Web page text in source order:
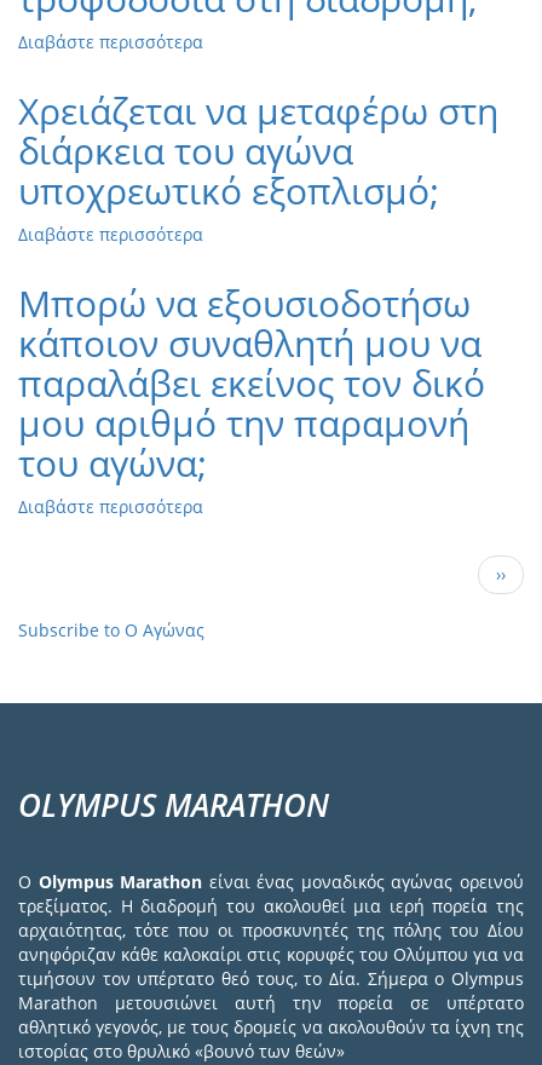
η
Διαβάστε περισσότερα
επαρκής
η
τροφοδοσία
στη
Χρειάζεται να μεταφέρω στη
διάρκεια του αγώνα
υποχρεωτικό εξοπλισμό;
Διαβάστε περισσότερα
να
μεταφέρω
στη
διάρκεια
του
αγώνα
υποχρεωτικό
εξοπλισμό;
Μπορώ να εξουσιοδοτήσω
κάποιον συναθλητή μου να
παραλάβει εκείνος τον δικό
μου αριθμό την παραμονή
του αγώνα;
Διαβάστε περισσότερα
κάποιον
να
δικό
μου
την
παραμονή
του
αγώνα;
Next
››
Subscribe to Ο Αγώνας
OLYMPUS MARATHON
Ο Olympus Marathon είναι ένας μοναδικός αγώνας ορεινού
τρεξίματος. Η διαδρομή του ακολουθεί μια ιερή πορεία της
αρχαιότητας, τότε που οι προσκυνητές της πόλης του Δίου
ανηφόριζαν κάθε καλοκαίρι στις κορυφές του Ολύμπου για να
τιμήσουν τον υπέρτατο θεό τους, το Δία. Σήμερα ο Olympus
Marathon μετουσιώνει αυτή την πορεία σε υπέρτατο
αθλητικό γεγονός, με τους δρομείς να ακολουθούν τα ίχνη της
ιστορίας στο θρυλικό «βουνό των θεών»